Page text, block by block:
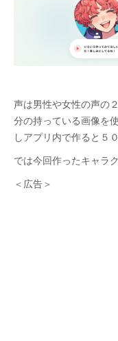
声は男性や女性の声の
分の持っている画像を
しアプリ内で作ると５
では今回作ったキャラ
＜広告＞